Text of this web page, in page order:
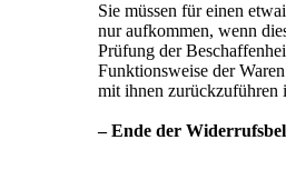
Sie müssen für einen
nur aufkommen, wenn
Prüfung der
Funktionsweise der
mit ihnen zurückzuführen
– Ende der